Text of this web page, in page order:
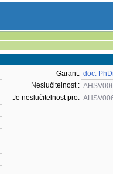
Garant: doc.
Neslučitelnost :
Je neslučitelnost pro: